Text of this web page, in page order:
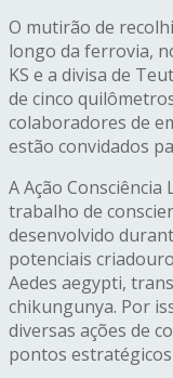
O mutirão de
longo da ferrovia,
KS e a divisa de
de cinco
colaboradores de
estão convidados
A Ação
trabalho de
desenvolvido
potenciais
Aedes aegypti,
chikungunya. Por
diversas ações de
pontos